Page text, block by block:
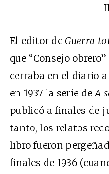
El editor de Guerra
que “Consejo
cerraba en el diario
en 1937 la serie deA
publicó a finales de
tanto, los relatos
libro fueron
finales de 1936